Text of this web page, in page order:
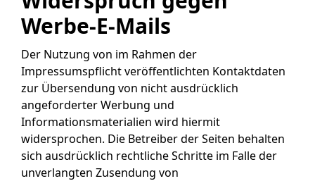
Werbe-E-Mails
Der Nutzung von im Rahmen der
Impressumspflicht veröffentlichten Kontaktdaten
zur Übersendung von nicht ausdrücklich
angeforderter Werbung und
Informationsmaterialien wird hiermit
widersprochen. Die Betreiber der Seiten behalten
sich ausdrücklich rechtliche Schritte im Falle der
unverlangten Zusendung von